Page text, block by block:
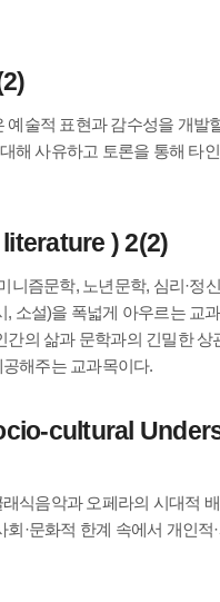
술적 표현과 감수성을 개발
해 사유하고 토론을 통해 타
) 2(2)
즘문학, 노년문학, 심리·정
소설)을 폭넓게 아우르는 교
의 삶과 문학과의 긴밀한
해주는 교과목이다.
cultural
식음악과 오페라의 시대적
·문화적 한계 속에서 개인